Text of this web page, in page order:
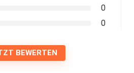
0
0
BEWERTEN